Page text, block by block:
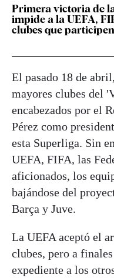
Primera victoria de
impide a la UEFA,
clubes que participen
El pasado 18 de
mayores clubes del
encabezados por el
Pérez como
esta Superliga. Sin
UEFA, FIFA, las
aficionados, los
bajándose del
Barça y Juve.
La UEFA aceptó el
clubes, pero a
expediente a los